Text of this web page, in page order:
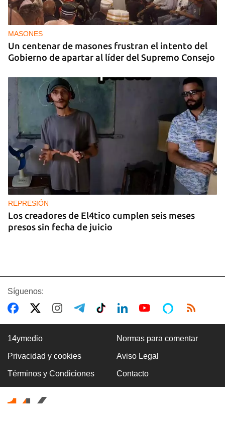
MASONES
Un centenar de masones frustran el intento del
Gobierno de apartar al líder del Supremo Consejo
REPRESIÓN
Los creadores de El4tico cumplen seis meses
presos sin fecha de juicio
BANCARIZACIÓN
La ausencia de un mercado de divisas operativo
explica la escasez de efectivo en moneda
Síguenos:
14ymedio Normas para comentar
Privacidad y cookies Aviso Legal
Términos y Condiciones Contacto